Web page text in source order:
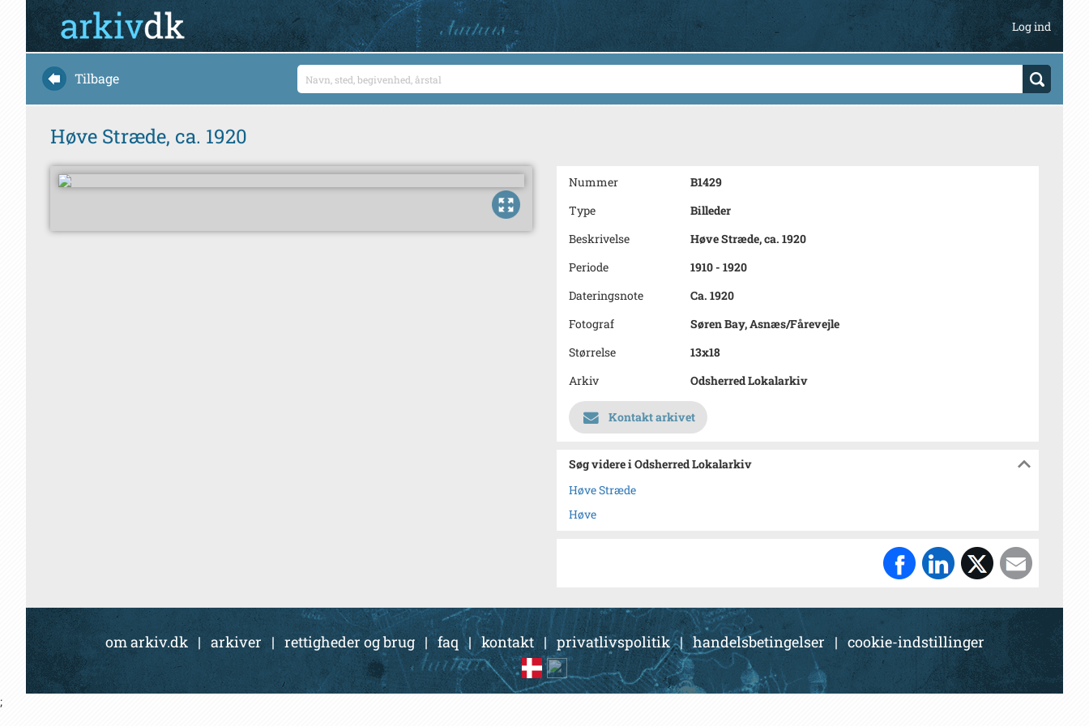
Log ind
Tilbage
Høve Stræde, ca. 1920
Nummer
B1429
Type
Billeder
Beskrivelse
Høve Stræde, ca. 1920
Periode
1910 - 1920
Dateringsnote
Ca. 1920
Fotograf
Søren Bay, Asnæs/Fårevejle
Størrelse
13x18
Arkiv
Odsherred Lokalarkiv
Kontakt arkivet
Søg videre i Odsherred Lokalarkiv
Høve Stræde
Høve
om arkiv.dk | arkiver| rettigheder og brug|faq |kontakt| privatlivspolitik|handelsbetingelser | cookie-indstillinger
;